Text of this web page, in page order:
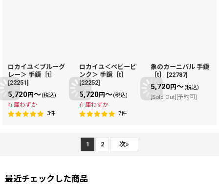
ロカイユ＜ブルーグ
レー＞ 手鏡［t］
[22251]
5,720円～(税込)
在庫わずか
3件
ロカイユ＜ベビーピ
ンク＞ 手鏡［t］
[22252]
5,720円～(税込)
在庫わずか
7件
象のカーニバル 手鏡
［t］
[22787]
5,720円～(税込)
[Sold Out][予約可]
1 2 次»
最近チェックした商品